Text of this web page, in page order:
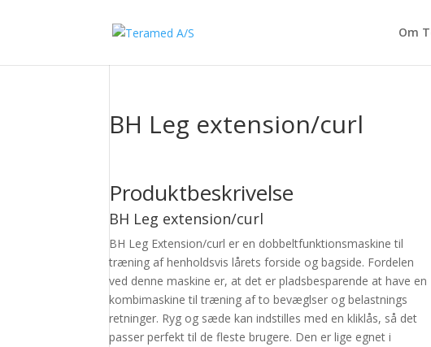
Om
BH Leg extension/curl
Produktbeskrivelse
BH Leg extension/curl
BH Leg Extension/curl er en dobbeltfunktionsmaskine til
træning af henholdsvis lårets forside og bagside. Fordelen
ved denne maskine er, at det er pladsbesparende at have en
kombimaskine til træning af to bevæglser og belastnings
retninger. Ryg og sæde kan indstilles med en kliklås, så det
passer perfekt til de fleste brugere. Den er lige egnet i